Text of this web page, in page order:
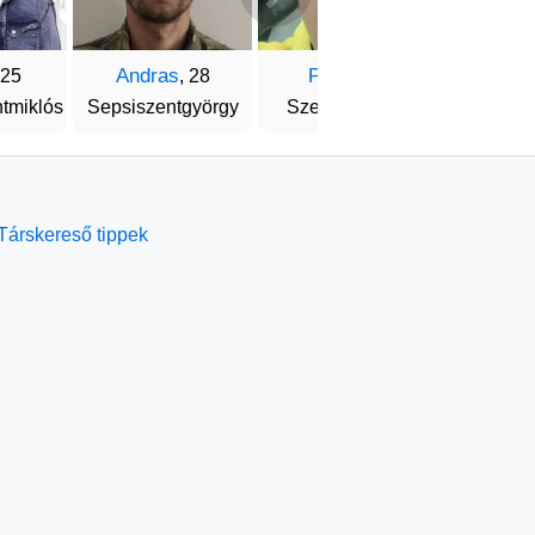
Andras, 28
Sepsiszentgyörgy
Peter
Szentegyhaza
tippek